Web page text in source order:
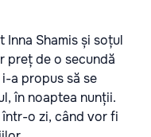
Inna Shamis și soțul
preț de o secundă
a propus să se
în noaptea nunții.
o zi, când vor fi